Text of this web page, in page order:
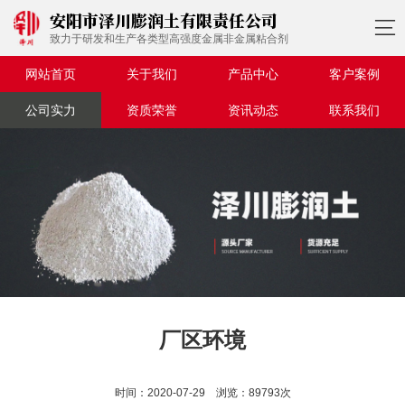
安阳市泽川膨润土有限责任公司
致力于研发和生产各类型高强度金属非金属粘合剂

网站首页 关于我们 产品中心 客户案例
公司实力 资质荣誉 资讯动态 联系我们
厂区环境
时间：2020-07-29 浏览：89793次